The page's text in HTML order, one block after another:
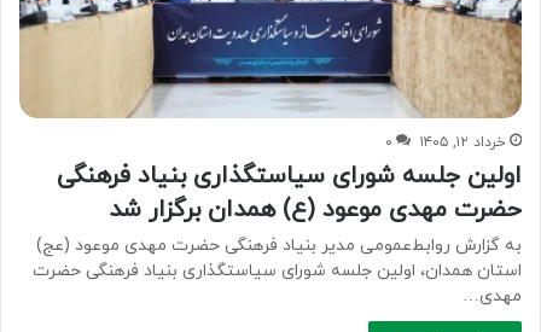
خرداد ۱۲, ۱۴۰۵ ۰
اولین جلسه شورای سیاستگذاری بنیاد فرهنگی
حضرت مهدی موعود (ع) همدان برگزار شد
به گزارش روابط‌عمومی مدیر بنیاد فرهنگی حضرت مهدی موعود (عج)
استان همدان، اولین جلسه شورای سیاستگذاری بنیاد فرهنگی حضرت
مهدی…